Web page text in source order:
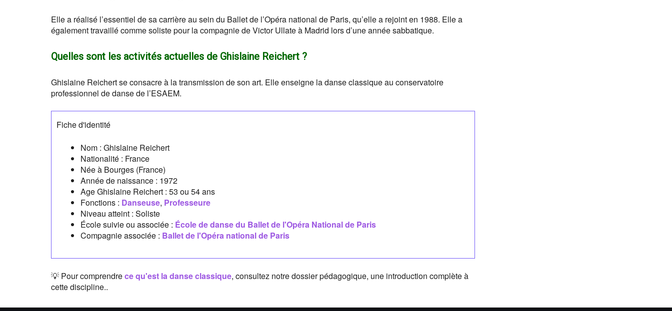
Elle a réalisé l’essentiel de sa carrière au sein du Ballet de l’Opéra national de Paris, qu’elle a rejoint en 1988. Elle a
également travaillé comme soliste pour la compagnie de Victor Ullate à Madrid lors d’une année sabbatique.
Quelles sont les activités actuelles de Ghislaine Reichert ?
Ghislaine Reichert se consacre à la transmission de son art. Elle enseigne la danse classique au conservatoire
professionnel de danse de l’ESAEM.
Fiche d'identité
Nom : Ghislaine Reichert
Nationalité : France
Née à Bourges (France)
Année de naissance : 1972
Age Ghislaine Reichert : 53 ou 54 ans
Fonctions : Danseuse, Professeure
Niveau atteint : Soliste
École suivie ou associée : École de danse du Ballet de l'Opéra National de Paris
Compagnie associée : Ballet de l'Opéra national de Paris
💡 Pour comprendrece qu'est la danse classique, consultez notre dossier pédagogique, une introduction complète à
cette discipline..